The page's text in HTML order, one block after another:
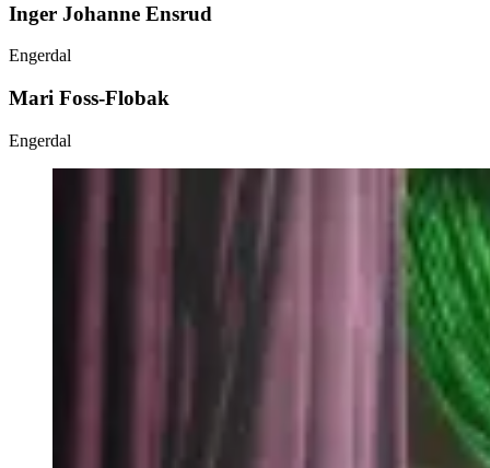
Inger Johanne Ensrud
Engerdal
Mari Foss-Flobak
Engerdal